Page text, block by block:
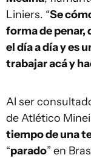
Liniers. “Se
forma de penar,
el día a día y es
trabajar acá y
Al ser
de Atlético
tiempo de una
“parado” en